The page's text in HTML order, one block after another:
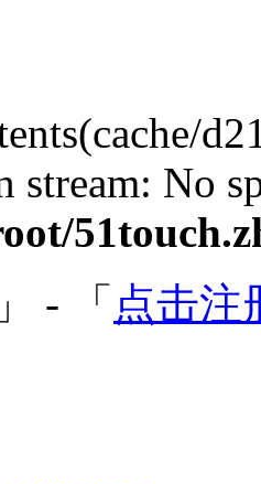
stream: No
」 - 「 点击注